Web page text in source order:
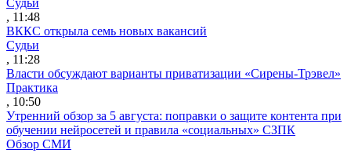
Судьи
, 11:48
ВККС открыла семь новых вакансий
Судьи
, 11:28
Власти обсуждают варианты приватизации «Сирены-Трэвел»
Практика
, 10:50
Утренний обзор за 5 августа: поправки о защите контента при
обучении нейросетей и правила «социальных» СЗПК
Обзор СМИ